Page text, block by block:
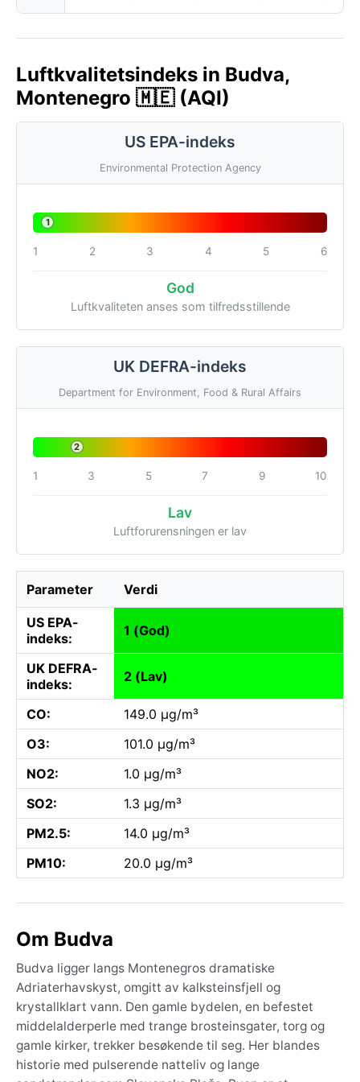
Luftkvalitetsindeks in Budva,
Montenegro 🇲🇪 (AQI)
US EPA-indeks
Environmental Protection Agency
1
1 2 3 4 5 6
God
Luftkvaliteten anses som tilfredsstillende
UK DEFRA-indeks
Department for Environment, Food & Rural Affairs
2
1 3 5 7 9 10
Lav
Luftforurensningen er lav
Parameter Verdi
US EPA-
indeks:
1 (God)
UK DEFRA-
indeks:
2 (Lav)
CO:
149.0 µg/m³
O3:
101.0 µg/m³
NO2:
1.0 µg/m³
SO2:
1.3 µg/m³
PM2.5:
14.0 µg/m³
PM10:
20.0 µg/m³
Om Budva
Budva ligger langs Montenegros dramatiske
Adriaterhavskyst, omgitt av kalksteinsfjell og
krystallklart vann. Den gamle bydelen, en befestet
middelalderperle med trange brosteinsgater, torg og
gamle kirker, trekker besøkende til seg. Her blandes
historie med pulserende natteliv og lange